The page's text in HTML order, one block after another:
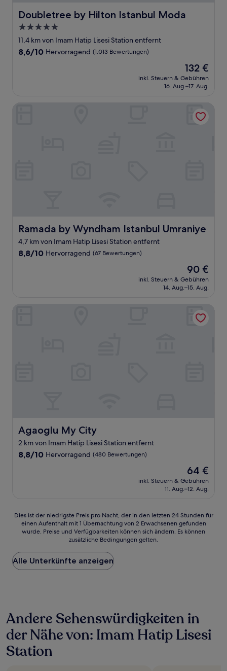
Doubletree by Hilton Istanbul Moda
Doubletree by Hilton Istanbul Moda
5.0-
Sterne-
Unterkunft
11,4 km von Imam Hatip Lisesi Station entfernt
8.6
8,6/10 Hervorragend (1.013 Bewertungen)
Der
Preis
beträgt
132 €
inkl. Steuern & Gebühren
16. Aug.–17. Aug.
Ramada by Wyndham Istanbul Umraniye
Ramada by Wyndham Istanbul Umraniye
4,7 km von Imam Hatip Lisesi Station entfernt
8.8
8,8/10 Hervorragend (67 Bewertungen)
Der
Preis
beträgt
90 €
inkl. Steuern & Gebühren
14. Aug.–15. Aug.
Agaoglu My City
Agaoglu My City
2 km von Imam Hatip Lisesi Station entfernt
8.8
8,8/10 Hervorragend (480 Bewertungen)
Der
Preis
beträgt
64 €
inkl. Steuern & Gebühren
11. Aug.–12. Aug.
Dies
der
Preis
pro
Nacht,
24 Stunden
für
einen
mit
Dies ist der niedrigste Preis pro Nacht, der in den letzten 24 Stunden für
einen Aufenthalt mit 1 Übernachtung von 2 Erwachsenen gefunden
wurde. Preise und Verfügbarkeiten können sich ändern. Es können
zusätzliche Bedingungen gelten.
Alle Unterkünfte anzeigen
Andere Sehenswürdigkeiten in
der Nähe von: Imam Hatip Lisesi
Station